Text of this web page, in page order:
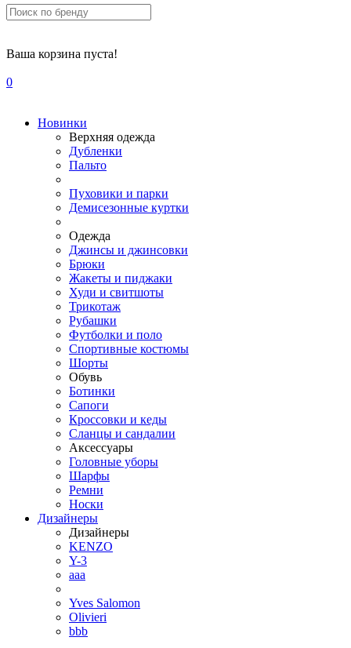
Ваша корзина пуста!
0
Новинки
Верхняя одежда
Дубленки
Пальто
Пуховики и парки
Демисезонные куртки
Одежда
Джинсы и джинсовки
Брюки
Жакеты и пиджаки
Худи и свитшоты
Трикотаж
Рубашки
Футболки и поло
Спортивные костюмы
Шорты
Обувь
Ботинки
Сапоги
Кроссовки и кеды
Сланцы и сандалии
Аксессуары
Головные уборы
Шарфы
Ремни
Носки
Дизайнеры
Дизайнеры
KENZO
Y-3
aaa
Yves Salomon
Olivieri
bbb